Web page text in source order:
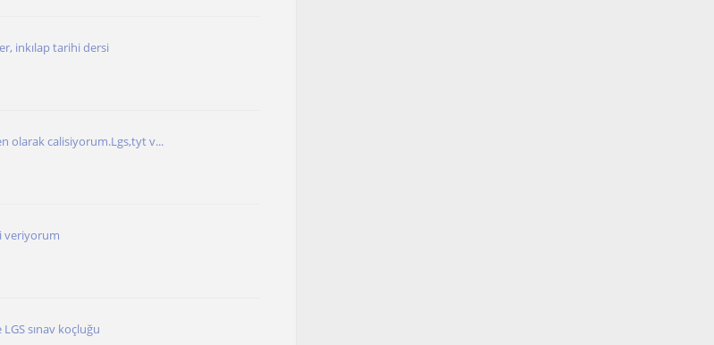
inkılap tarihi dersi
olarak calisiyorum.Lgs,tyt v...
veriyorum
sınav koçluğu